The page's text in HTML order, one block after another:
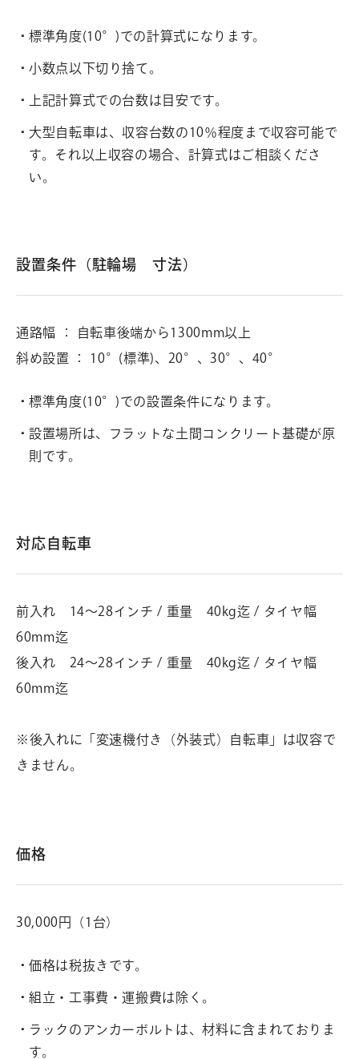
標準角度(10°)での計算式になります。
小数点以下切り捨て。
上記計算式での台数は目安です。
大型自転車は、収容台数の10％程度まで収容可能で
す。それ以上収容の場合、計算式はご相談くださ
い。
設置条件（駐輪場 寸法）
通路幅 ： 自転車後端から1300mm以上
斜め設置 ： 10°(標準)、20°、30°、40°
標準角度(10°)での設置条件になります。
設置場所は、フラットな土間コンクリート基礎が原
則です。
対応自転車
前入れ 14～28インチ / 重量 40kg迄 / タイヤ幅
60mm迄
後入れ 24～28インチ / 重量 40kg迄 / タイヤ幅
60mm迄
※後入れに「変速機付き（外装式）自転車」は収容で
きません。
価格
30,000円（1台）
価格は税抜きです。
組立・工事費・運搬費は除く。
ラックのアンカーボルトは、材料に含まれておりま
す。